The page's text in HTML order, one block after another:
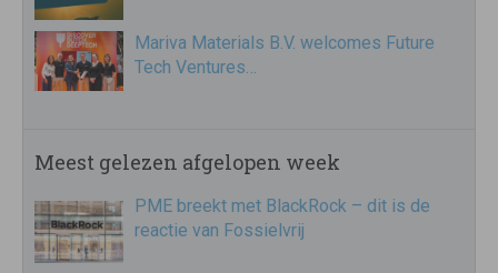
Mariva Materials B.V. welcomes Future
Tech Ventures…
Meest gelezen afgelopen week
PME breekt met BlackRock – dit is de
reactie van Fossielvrij